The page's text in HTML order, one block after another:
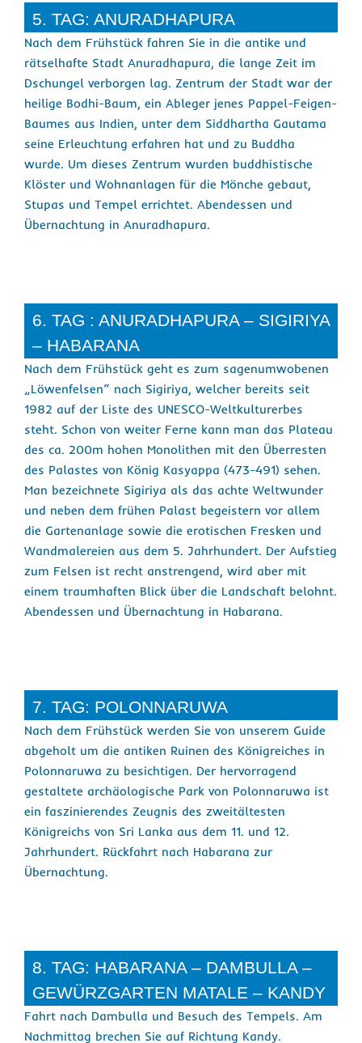
5. TAG: ANURADHAPURA
Nach dem Frühstück fahren Sie in die antike und
rätselhafte Stadt Anuradhapura, die lange Zeit im
Dschungel verborgen lag. Zentrum der Stadt war der
heilige Bodhi-Baum, ein Ableger jenes Pappel-Feigen-
Baumes aus Indien, unter dem Siddhartha Gautama
seine Erleuchtung erfahren hat und zu Buddha
wurde. Um dieses Zentrum wurden buddhistische
Klöster und Wohnanlagen für die Mönche gebaut,
Stupas und Tempel errichtet. Abendessen und
Übernachtung in Anuradhapura.
6. TAG : ANURADHAPURA – SIGIRIYA
– HABARANA
Nach dem Frühstück geht es zum sagenumwobenen
„Löwenfelsen“ nach Sigiriya, welcher bereits seit
1982 auf der Liste des UNESCO-Weltkulturerbes
steht. Schon von weiter Ferne kann man das Plateau
des ca. 200m hohen Monolithen mit den Überresten
des Palastes von König Kasyappa (473-491) sehen.
Man bezeichnete Sigiriya als das achte Weltwunder
und neben dem frühen Palast begeistern vor allem
die Gartenanlage sowie die erotischen Fresken und
Wandmalereien aus dem 5. Jahrhundert. Der Aufstieg
zum Felsen ist recht anstrengend, wird aber mit
einem traumhaften Blick über die Landschaft belohnt.
Abendessen und Übernachtung in Habarana.
7. TAG: POLONNARUWA
Nach dem Frühstück werden Sie von unserem Guide
abgeholt um die antiken Ruinen des Königreiches in
Polonnaruwa zu besichtigen. Der hervorragend
gestaltete archäologische Park von Polonnaruwa ist
ein faszinierendes Zeugnis des zweitältesten
Königreichs von Sri Lanka aus dem 11. und 12.
Jahrhundert. Rückfahrt nach Habarana zur
Übernachtung.
8. TAG: HABARANA – DAMBULLA –
GEWÜRZGARTEN MATALE – KANDY
Fahrt nach Dambulla und Besuch des Tempels. Am
Nachmittag brechen Sie auf Richtung Kandy.